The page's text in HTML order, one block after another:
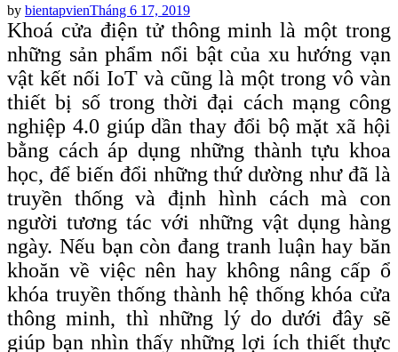
by bientapvienPosted
on
Tháng 6 17, 2019
Khoá cửa điện tử thông minh là một trong
những sản phẩm nổi bật của xu hướng vạn
vật kết nối IoT và cũng là một trong vô vàn
thiết bị số trong thời đại cách mạng công
nghiệp 4.0 giúp dần thay đổi bộ mặt xã hội
bằng cách áp dụng những thành tựu khoa
học, để biến đổi những thứ dường như đã là
truyền thống và định hình cách mà con
người tương tác với những vật dụng hàng
ngày. Nếu bạn còn đang tranh luận hay băn
khoăn về việc nên hay không nâng cấp ổ
khóa truyền thống thành hệ thống khóa cửa
thông minh, thì những lý do dưới đây sẽ
giúp bạn nhìn thấy những lợi ích thiết thực